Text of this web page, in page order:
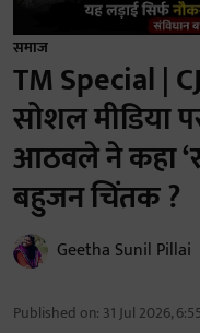
समाज
TM Special |
सोशल मीडिया
आठवले ने कहा
बहुजन चिंतक ?
Geetha Sunil Pillai
Published on: 31 Jul 2026,